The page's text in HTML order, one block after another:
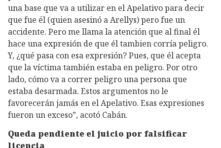
una base que va a utilizar en el Apelativo para decir
que fue él (quien asesinó a Arellys) pero fue un
accidente. Pero me llama la atención que al final él
hace una expresión de que él tambien corría peligro.
Y, ¿qué pasa con esa expresión? Pues, que él acepta
que la víctima también estaba en peligro. Por otro
lado, cómo va a correr peligro una persona que
estaba desarmada. Estos argumentos no le
favorecerán jamás en el Apelativo. Esas expresiones
fueron un exceso”, acotó Cabán.
Queda pendiente el juicio por falsificar
licencia